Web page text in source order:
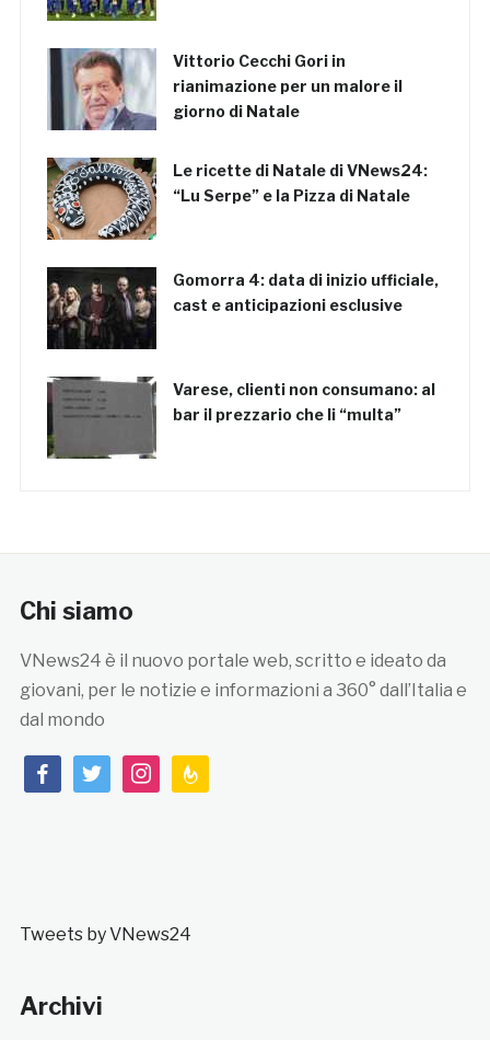
Vittorio Cecchi Gori in
rianimazione per un malore il
giorno di Natale
Le ricette di Natale di VNews24:
“Lu Serpe” e la Pizza di Natale
Gomorra 4: data di inizio ufficiale,
cast e anticipazioni esclusive
Varese, clienti non consumano: al
bar il prezzario che li “multa”
Chi siamo
VNews24 è il nuovo portale web, scritto e ideato da
giovani, per le notizie e informazioni a 360° dall’Italia e
dal mondo
facebooktwitterinstagramfeedburner
Tweets by VNews24
Archivi